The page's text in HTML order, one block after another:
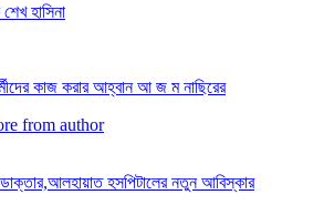
হাসিনা
কাজ করার আহ্বান আ জ ম নাছিরের
from author
হসপিটালের নতুন আবিস্কার